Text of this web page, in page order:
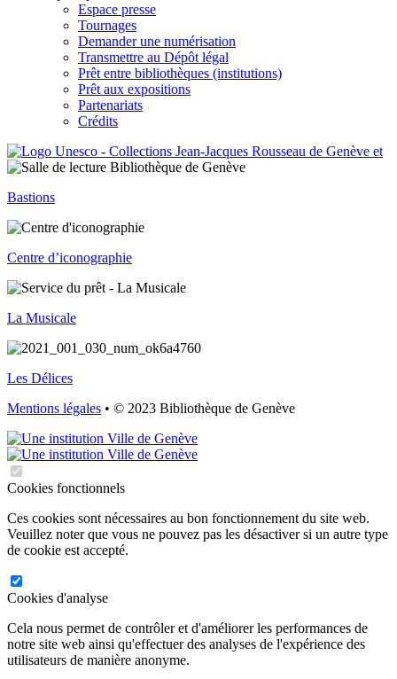
Espace presse
Tournages
Demander une numérisation
Transmettre au Dépôt légal
Prêt entre bibliothèques (institutions)
Prêt aux expositions
Partenariats
Crédits
Bastions
Centre d’iconographie
La Musicale
Les Délices
Mentions légales • © 2023 Bibliothèque de Genève
Cookies fonctionnels
Ces cookies sont nécessaires au bon fonctionnement du site web.
Veuillez noter que vous ne pouvez pas les désactiver si un autre type
de cookie est accepté.
Cookies d'analyse
Cela nous permet de contrôler et d'améliorer les performances de
notre site web ainsi qu'effectuer des analyses de l'expérience des
utilisateurs de manière anonyme.